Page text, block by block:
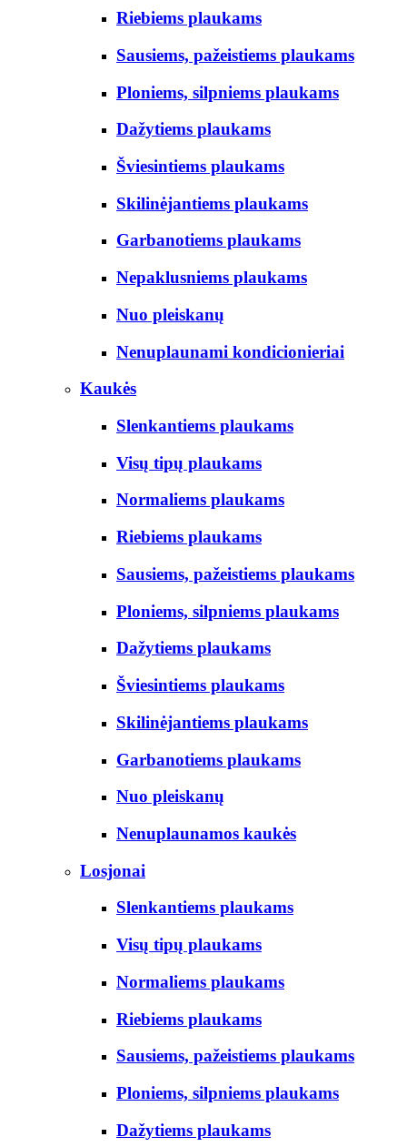
Riebiems plaukams
Sausiems, pažeistiems plaukams
Ploniems, silpniems plaukams
Dažytiems plaukams
Šviesintiems plaukams
Skilinėjantiems plaukams
Garbanotiems plaukams
Nepaklusniems plaukams
Nuo pleiskanų
Nenuplaunami kondicionieriai
Kaukės
Slenkantiems plaukams
Visų tipų plaukams
Normaliems plaukams
Riebiems plaukams
Sausiems, pažeistiems plaukams
Ploniems, silpniems plaukams
Dažytiems plaukams
Šviesintiems plaukams
Skilinėjantiems plaukams
Garbanotiems plaukams
Nuo pleiskanų
Nenuplaunamos kaukės
Losjonai
Slenkantiems plaukams
Visų tipų plaukams
Normaliems plaukams
Riebiems plaukams
Sausiems, pažeistiems plaukams
Ploniems, silpniems plaukams
Dažytiems plaukams